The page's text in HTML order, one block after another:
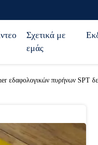
Σχετικά με
εμάς
εδαφολογικών πυρήνων SPT